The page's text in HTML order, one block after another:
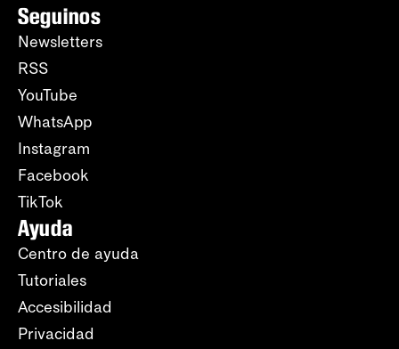
Seguinos
Newsletters
RSS
YouTube
WhatsApp
Instagram
Facebook
TikTok
Ayuda
Centro de ayuda
Tutoriales
Accesibilidad
Privacidad